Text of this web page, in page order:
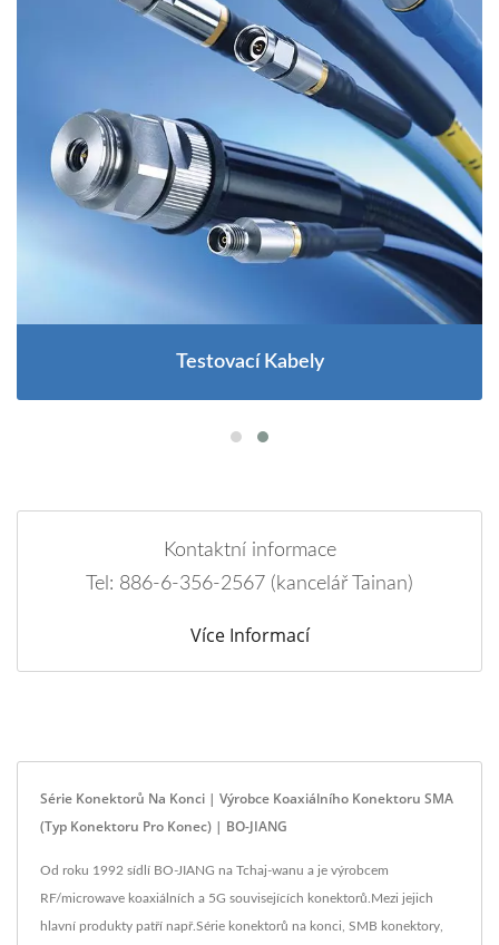
Testovací Kabely
Kontaktní informace
Tel: 886-6-356-2567 (kancelář Tainan)
Více Informací
Série Konektorů Na Konci | Výrobce Koaxiálního Konektoru SMA
(typ Konektoru Pro Konec) | BO-JIANG
Od roku 1992 sídlí BO-JIANG na Tchaj-wanu a je výrobcem
RF/microwave koaxiálních a 5G souvisejících konektorů.Mezi jejich
hlavní produkty patří např.Série konektorů na konci, SMB konektory,